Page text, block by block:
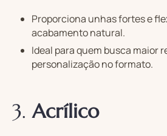
Proporciona unhas fortes e
acabamento natural.
Ideal para quem busca maior
personalização no formato.
3.Acrílico